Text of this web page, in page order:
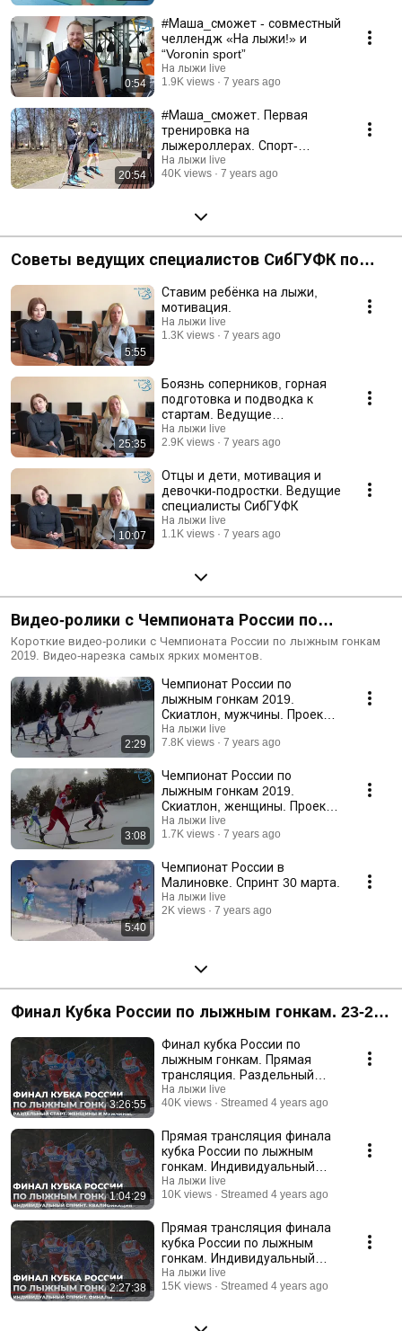
0:54
#Маша_сможет - совместный
челлендж «На лыжи!» и
“Voronin sport”
На лыжи live
1.9K views
7 years ago
20:54
#Маша_сможет. Первая
тренировка на
лыжероллерах. Спорт-
челлендж, часть 2.
На лыжи live
40K views
7 years ago
Советы ведущих специалистов СибГУФК по
занятиям лыжными гонками.
5:55
Ставим ребёнка на лыжи,
мотивация.
На лыжи live
1.3K views
7 years ago
25:35
Боязнь соперников, горная
подготовка и подводка к
стартам. Ведущие
специалисты СибГУФК.
На лыжи live
2.9K views
7 years ago
10:07
Отцы и дети, мотивация и
девочки-подростки. Ведущие
специалисты СибГУФК
На лыжи live
1.1K views
7 years ago
Видео-ролики с Чемпионата России по
лыжным гонкам 2019
Короткие видео-ролики с Чемпионата России по лыжным гонкам
2019. Видео-нарезка самых ярких моментов.
2:29
Чемпионат России по
лыжным гонкам 2019.
Скиатлон, мужчины. Проект
"На лыжи!"
На лыжи live
7.8K views
7 years ago
3:08
Чемпионат России по
лыжным гонкам 2019.
Скиатлон, женщины. Проект
"На лыжи!"
На лыжи live
1.7K views
7 years ago
5:40
Чемпионат России в
Малиновке. Спринт 30 марта.
На лыжи live
2K views
7 years ago
Финал Кубка России по лыжным гонкам. 23-27
февраля 2022 г.
3:26:55
Финал кубка России по
лыжным гонкам. Прямая
трансляция. Раздельный
старт. Мужчины и Женщины.
На лыжи live
40K views
Streamed 4 years ago
1:04:29
Прямая трансляция финала
кубка России по лыжным
гонкам. Индивидуальный
спринт. Квалификация
На лыжи live
10K views
Streamed 4 years ago
2:27:38
Прямая трансляция финала
кубка России по лыжным
гонкам. Индивидуальный
спринт. Финалы.
На лыжи live
15K views
Streamed 4 years ago